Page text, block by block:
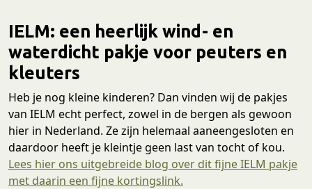
IELM: een heerlijk wind- en
waterdicht pakje voor peuters en
kleuters
Heb je nog kleine kinderen? Dan vinden wij de pakjes
van IELM echt perfect, zowel in de bergen als gewoon
hier in Nederland. Ze zijn helemaal aaneengesloten en
daardoor heeft je kleintje geen last van tocht of kou.
Lees hier ons uitgebreide blog over dit fijne IELM pakje
met daarin een fijne kortingslink.